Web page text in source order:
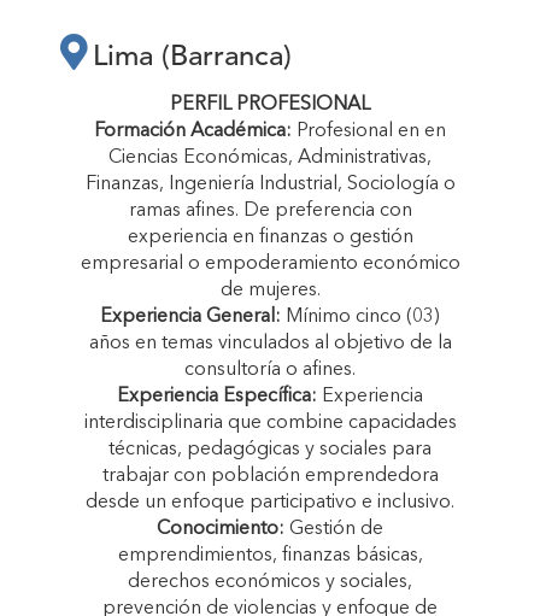
SOBRE GESTIÓN
DE
EMPRENDIMIENTOS
SOSTENIBLES,
EDUCACIÓN
FINANCIERA Y
MECANISMOS DE
EJERCICIO Y
DEFENSA DE
Lima (Barranca)
PERFIL PROFESIONAL
Formación Académica: Profesional en en
Ciencias Económicas, Administrativas,
Finanzas, Ingeniería Industrial, Sociología o
ramas afines. De preferencia con
experiencia en finanzas o gestión
empresarial o empoderamiento económico
de mujeres.
Experiencia General: Mínimo cinco (03)
años en temas vinculados al objetivo de la
consultoría o afines.
Experiencia Específica: Experiencia
interdisciplinaria que combine capacidades
técnicas, pedagógicas y sociales para
trabajar con población emprendedora
desde un enfoque participativo e inclusivo.
Conocimiento: Gestión de
emprendimientos, finanzas básicas,
derechos económicos y sociales,
prevención de violencias y enfoque de